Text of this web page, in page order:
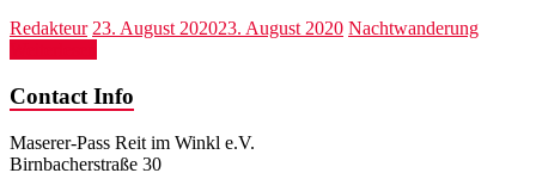
Redakteur 23. August 202023. August 2020 Nachtwanderung
Contact Info
Maserer-Pass Reit im Winkl e.V.
Birnbacherstraße 30